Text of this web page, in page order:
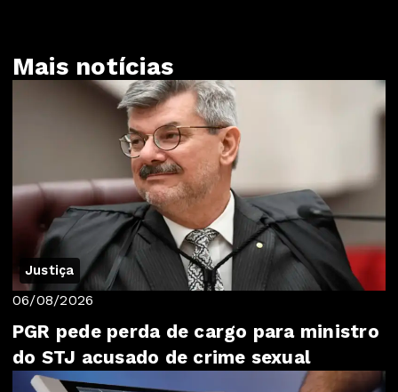
Mais notícias
Justiça
06/08/2026
PGR pede perda de cargo para ministro
do STJ acusado de crime sexual